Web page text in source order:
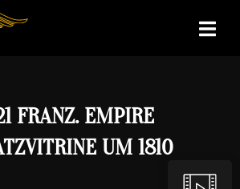
FRANZ. EMPIRE
UM 1810